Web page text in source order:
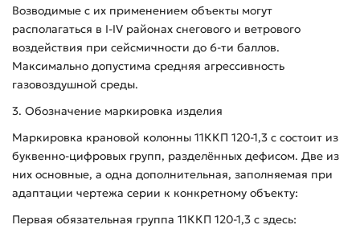
Возводимые с их применением объекты могут
располагаться в I-IV районах снегового и ветрового
воздействия при сейсмичности до 6-ти баллов.
Максимально допустима средняя агрессивность
газовоздушной среды.
3. Обозначение маркировка изделия
Маркировка крановой колонны 11ККП 120-1,3 с состоит из
буквенно-цифровых групп, разделённых дефисом. Две из
них основные, а одна дополнительная, заполняемая при
адаптации чертежа серии к конкретному объекту:
Первая обязательная группа 11ККП 120-1,3 с здесь: